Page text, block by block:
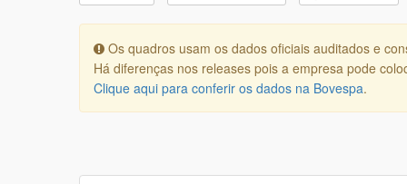
Os quadros usam os dados oficiais auditados e
Há diferenças nos releases pois a empresa pode
Clique aqui para conferir os dados na Bovespa.